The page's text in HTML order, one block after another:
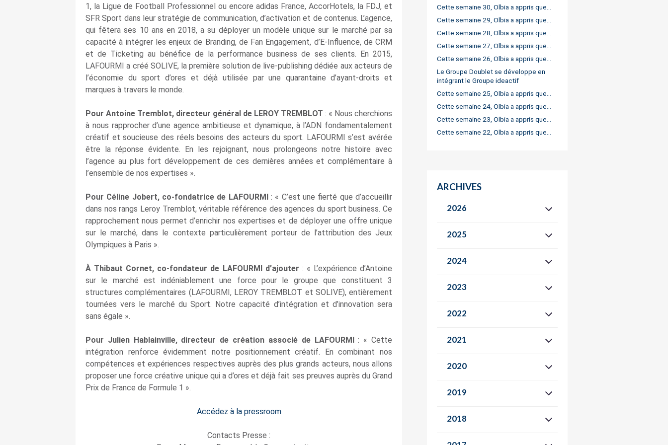
1, la Ligue de Football Professionnel ou encore adidas France, AccorHotels, la FDJ, et
SFR Sport dans leur stratégie de communication, d’activation et de contenus. L’agence,
qui fêtera ses 10 ans en 2018, a su déployer un modèle unique sur le marché par sa
capacité à intégrer les enjeux de Branding, de Fan Engagement, d’E‑Influence, de CRM
et de Ticketing au bénéfice de la performance business de ses clients. En 2015,
LAFOURMI a créé SOLIVE, la première solution de live-publishing dédiée aux acteurs de
l’économie du sport d’ores et déjà utilisée par une quarantaine d’ayant‑droits et
marques à travers le monde.
Pour Antoine Tremblot, directeur général de LEROY TREMBLOT : « Nous cherchions
à nous rapprocher d’une agence ambitieuse et dynamique, à l’ADN fondamentalement
créatif et soucieuse des réels besoins des acteurs du sport. LAFOURMI s’est avérée
être la réponse évidente. En les rejoignant, nous prolongeons notre histoire avec
l’agence au plus fort développement de ces dernières années et complémentaire à
l’ensemble de nos expertises ».
Pour Céline Jobert, co‑fondatrice de LAFOURMI: « C’est une fierté que d’accueillir
dans nos rangs Leroy Tremblot, véritable référence des agences du sport business. Ce
rapprochement nous permet d’enrichir nos expertises et de déployer une offre unique
sur le marché, dans le contexte particulièrement porteur de l’attribution des Jeux
Olympiques à Paris ».
À Thibaut Cornet, co‑fondateur de LAFOURMI d’ajouter : « L’expérience d’Antoine
sur le marché est indéniablement une force pour le groupe que constituent 3
structures complémentaires (LAFOURMI, LEROY TREMBLOT et SOLIVE), entièrement
tournées vers le marché du Sport. Notre capacité d’intégration et d’innovation sera
sans égale ».
Pour Julien Hablainville, directeur de création associé de LAFOURMI: « Cette
intégration renforce évidemment notre positionnement créatif. En combinant nos
compétences et expériences respectives auprès des plus grands acteurs, nous allons
proposer une force créative unique qui a d’ores et déjà fait ses preuves auprès du Grand
Prix de France de Formule 1 ».
Accédez à la pressroom
Contacts Presse :
Cette semaine 30, Olbia a appris que…
Cette semaine 29, Olbia a appris que…
Cette semaine 28, Olbia a appris que…
Cette semaine 27, Olbia a appris que…
Cette semaine 26, Olbia a appris que…
Le Groupe Doublet se développe en
intégrant le Groupe ideactif
Cette semaine 25, Olbia a appris que…
Cette semaine 24, Olbia a appris que…
Cette semaine 23, Olbia a appris que…
Cette semaine 22, Olbia a appris que…
ARCHIVES
2026
2025
2024
2023
2022
2021
2020
2019
2018